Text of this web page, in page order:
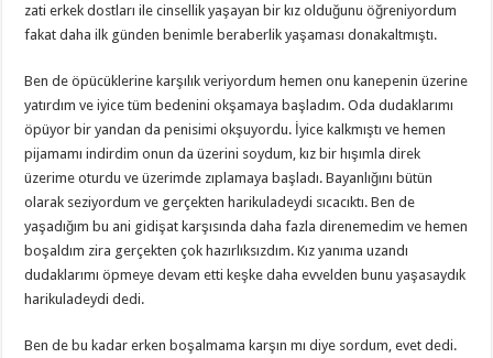
zati erkek dostları ile cinsellik yaşayan bir kız olduğunu öğreniyordum
fakat daha ilk günden benimle beraberlik yaşaması donakaltmıştı.
Ben de öpücüklerine karşılık veriyordum hemen onu kanepenin üzerine
yatırdım ve iyice tüm bedenini okşamaya başladım. Oda dudaklarımı
öpüyor bir yandan da penisimi okşuyordu. İyice kalkmıştı ve hemen
pijamamı indirdim onun da üzerini soydum, kız bir hışımla direk
üzerime oturdu ve üzerimde zıplamaya başladı. Bayanlığını bütün
olarak seziyordum ve gerçekten harikuladeydi sıcacıktı. Ben de
yaşadığım bu ani gidişat karşısında daha fazla direnemedim ve hemen
boşaldım zira gerçekten çok hazırlıksızdım. Kız yanıma uzandı
dudaklarımı öpmeye devam etti keşke daha evvelden bunu yaşasaydık
harikuladeydi dedi.
Ben de bu kadar erken boşalmama karşın mı diye sordum, evet dedi.